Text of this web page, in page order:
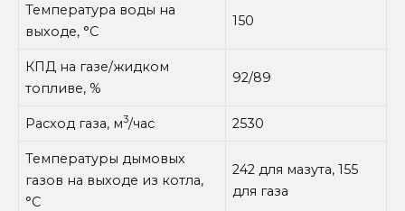
Температура воды на
выходе, °С
150
КПД на газе/жидком
топливе, %
92/89
Расход газа, м3/час 2530
Температуры дымовых
газов на выходе из котла,
°С
242 для мазута, 155
для газа